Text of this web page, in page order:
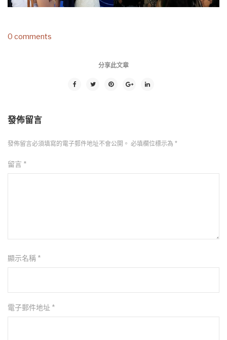
0 comments
分享此文章
發佈留言
發佈留言必須填寫的電子郵件地址不會公開。 必填欄位標示為 *
留言 *
顯示名稱 *
電子郵件地址 *